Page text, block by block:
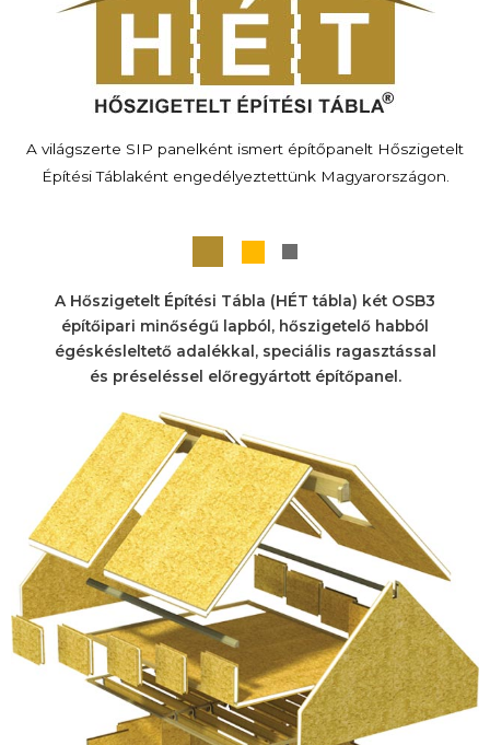
A világszerte SIP panelként ismert építőpanelt Hőszigetelt
Építési Táblaként engedélyeztettünk Magyarországon.
A Hőszigetelt Építési Tábla (HÉT tábla) két OSB3
építőipari minőségű lapból, hőszigetelő habból
égéskésleltető adalékkal, speciális ragasztással
és préseléssel előregyártott építőpanel.